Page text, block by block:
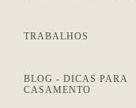
TRABALHOS
BLOG - DICAS PARA
CASAMENTO